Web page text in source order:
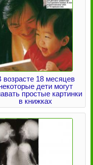
возрасте 18 месяцев
дети могут
простые картинки
в книжках